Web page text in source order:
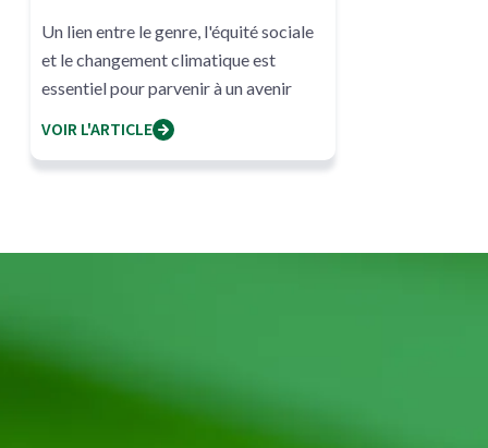
Un lien entre le genre, l'équité sociale
et le changement climatique est
essentiel pour parvenir à un avenir
VOIR L'ARTICLE